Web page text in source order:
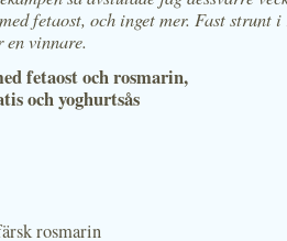
fetaost, och inget mer. Fast strunt
vinnare.
fetaost och rosmarin,
och yoghurtsås
rosmarin